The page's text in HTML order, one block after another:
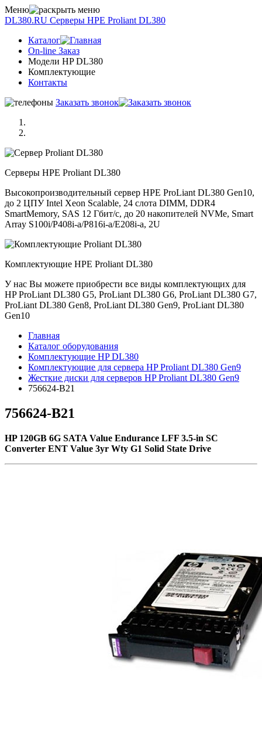
Меню
DL380.RU Серверы НРE Prоliаnt DL380
Каталог
On-line Заказ
Модели HP DL380
Комплектующие
Контакты
Заказать звонок
Серверы НРE Prоliаnt DL380
Высокопроизводительный сервер HPE ProLiant DL380 Gen10,
до 2 ЦПУ Intel Xeon Scalable, 24 слота DIMM, DDR4
SmartMemory, SAS 12 Гбит/с, до 20 накопителей NVMe, Smart
Array S100i/P408i-a/P816i-a/E208i-a, 2U
Комплектующие НРE Prоliаnt DL380
У нас Вы можете приобрести все виды комплектующих для
HP ProLiant DL380 G5, ProLiant DL380 G6, ProLiant DL380 G7,
ProLiant DL380 Gen8, ProLiant DL380 Gen9, ProLiant DL380
Gen10
Главная
Каталог оборудования
Комплектующие HP DL380
Комплектующие для сервера HP Proliant DL380 Gen9
Жесткие диски для серверов HP Proliant DL380 Gen9
756624-B21
756624-B21
HP 120GB 6G SATA Value Endurance LFF 3.5-in SC
Converter ENT Value 3yr Wty G1 Solid State Drive